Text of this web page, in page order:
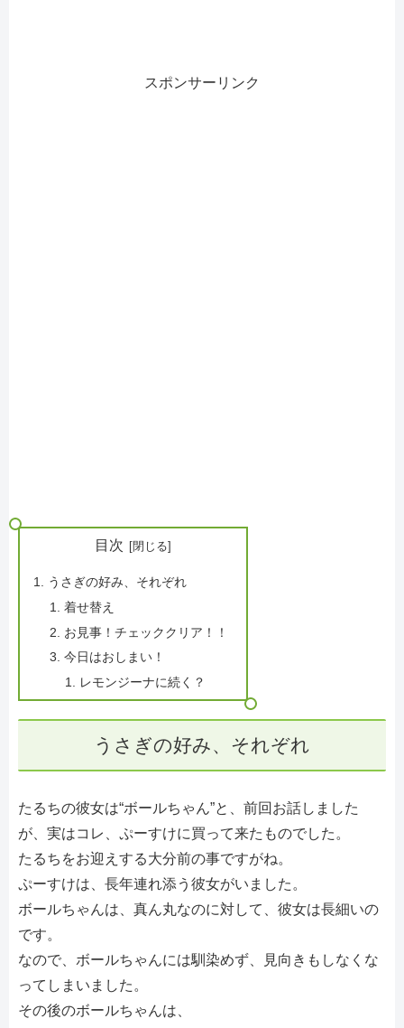
スポンサーリンク
目次
うさぎの好み、それぞれ
着せ替え
お見事！チェッククリア！！
今日はおしまい！
レモンジーナに続く？
うさぎの好み、それぞれ
たるちの彼女は“ボールちゃん”と、前回お話しました
が、実はコレ、ぷーすけに買って来たものでした。
たるちをお迎えする大分前の事ですがね。
ぷーすけは、長年連れ添う彼女がいました。
ボールちゃんは、真ん丸なのに対して、彼女は長細いの
です。
なので、ボールちゃんには馴染めず、見向きもしなくな
ってしまいました。
その後のボールちゃんは、